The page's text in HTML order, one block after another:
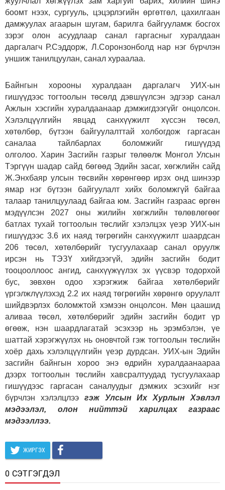
боомт нээх, сургууль, цэцэрлэгийн өргөтгөл, цахилгаан
дамжуулах агаарын шугам, барилга байгууламж босгох
зэрэг олон асуудлаар санал гаргасныг хуралдаан
даргалагч Р.Сэддорж, Л.Соронзонболд нар нэг бүрчлэн
уншиж танилцуулан, санал хураалаа.
Байнгын хорооны хуралдаан даргалагч УИХ-ын
гишүүдээс тогтоолын төсөлд дэвшүүлсэн эдгээр санал
Ажлын хэсгийн хуралдаанаар дэмжигдээгүйг онцолсон.
Хэлэлцүүлгийн явцад санхүүжилт хүссэн төсөл,
хөтөлбөр, бүтээн байгуулалттай холбогдож гаргасан
саналаа тайлбарлах боломжийг гишүүдэд
олголоо. Харин Засгийн газрыг төлөөлж Монгол Улсын
Тэргүүн шадар сайд бөгөөд Эдийн засаг, хөгжлийн сайд
Ж.Энхбаяр улсын төсвийн хөрөнгөөр ирэх онд шинээр
ямар нэг бүтээн байгуулалт хийх боломжгүй байгаа
талаар танилцуулаад байгаа юм. Засгийн газраас өргөн
мэдүүлсэн 2027 оны жилийн хөгжлийн төлөвлөгөөг
батлах тухай тогтоолын төслийг хэлэлцэх үеэр УИХ-ын
гишүүдээс 3.6 их наяд төгрөгийн санхүүжилт шаардсан
206 төсөл, хөтөлбөрийг тусгуулахаар санал оруулж
ирсэн нь ТЭЗҮ хийгдээгүй, эдийн засгийн бодит
тооцооллоос ангид, санхүүжүүлэх эх үүсвэр тодорхой
бус, зөвхөн одоо хэрэгжиж байгаа хөтөлбөрийг
үргэлжлүүлэхэд 2.2 их наяд төгрөгийн хөрөнгө оруулалт
шийдвэрлэх боломжтой хэмээн онцолсон. Мөн цаашид
аливаа төсөл, хөтөлбөрийг эдийн засгийн бодит үр
өгөөж, нэн шаардлагатай эсэхээр нь эрэмбэлэн, үе
шаттай хэрэгжүүлэх нь оновчтой гэж тогтоолын төслийн
хоёр дахь хэлэлцүүлгийн үеэр дурдсан. УИХ-ын Эдийн
засгийн байнгын хороо энэ өдрийн хуралдаанаараа
дээрх тогтоолын төслийн хавсралтуудад тусгуулахаар
гишүүдээс гаргасан саналуудыг дэмжих эсэхийг нэг
бүрчлэн хэлэлцлээ гэж Улсын Их Хурлын Хэвлэл
мэдээлэл, олон нийттэй харилцах газраас
мэдээллээ.
ЖИРГЭХ
0 СЭТГЭГДЭЛ